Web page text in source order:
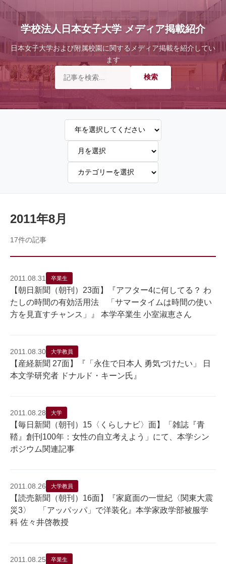
学校法人日本女子大学 メディア掲載紹介
日本女子大学および附属校園に関するメディア掲載を紹介してい
ます
2011年8月
17件の記事
2011.08.31 卒業生
【朝日新聞（朝刊）23面】『アフター4に何してる？ わ
たしの時間の有効活用法 「サマータイムは時間の使い
方を見直すチャンス」』 本学卒業生 小室淑恵さん
2011.08.30 大学教員
【産経新聞 27面】『「永住で日本人 勇気づけたい」 日
本文学研究者 ドナルド・キーン氏』
2011.08.28 大学
【毎日新聞（朝刊）15〈くらしナビ〉面】「雑誌『青
鞜』創刊100年：女性の自立考えよう」にて、本学シン
ポジウム関連記事
2011.08.26 大学教員
【読売新聞（朝刊）16面】『家庭面の一世紀〈関東大震
災3〉 「アッパッパ」で洋装化』本学家政学部被服学
科 佐々井啓教授
2011.08.25 卒業生